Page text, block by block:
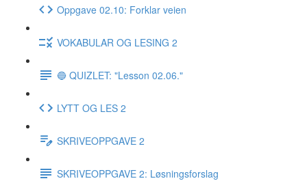
Oppgave 02.10: Forklar veien
VOKABULAR OG LESING 2
🔵 QUIZLET: "Lesson 02.06."
LYTT OG LES 2
SKRIVEOPPGAVE 2
SKRIVEOPPGAVE 2: Løsningsforslag